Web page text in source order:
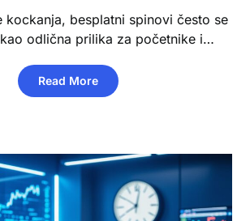
kockanja, besplatni spinovi često se
odlična prilika za početnike i…
Read More